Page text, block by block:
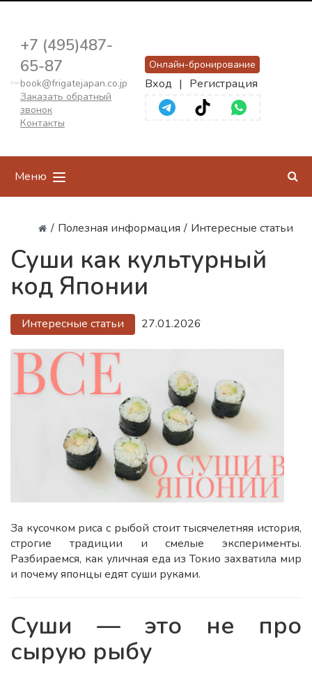
+7 (495)487-
65-87
book@frigatejapan.co.jp
Заказать обратный
звонок
Контакты
Онлайн-бронирование
Вход | Регистрация
Меню
/ Полезная информация / Интересные статьи
Суши как культурный
код Японии
Интересные статьи 27.01.2026
За кусочком риса с рыбой стоит тысячелетняя история,
строгие традиции и смелые эксперименты.
Разбираемся, как уличная еда из Токио захватила мир
и почему японцы едят суши руками.
Суши — это не про
сырую рыбу